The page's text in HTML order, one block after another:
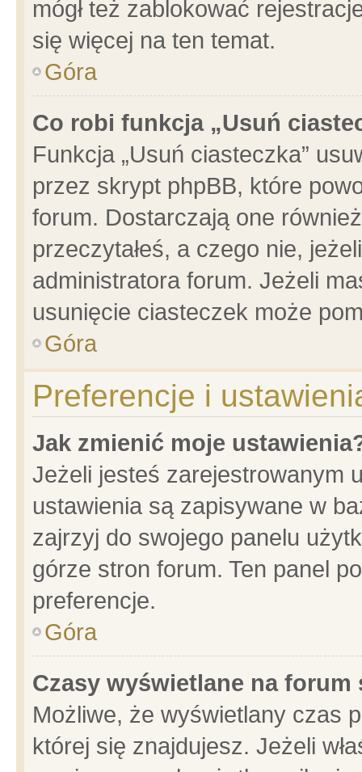
mógł też zablokować
się więcej na ten temat.
Góra
Co robi funkcja „Usuń
Funkcja „Usuń ciasteczka”
przez skrypt phpBB, które
forum. Dostarczają one
przeczytałeś, a czego nie,
administratora forum. Jeżeli
usunięcie ciasteczek może
Góra
Preferencje i
Jak zmienić moje
Jeżeli jesteś zarejestrowanym
ustawienia są zapisywane w
zajrzyj do swojego panelu
górze stron forum. Ten panel
preferencje.
Góra
Czasy wyświetlane na forum
Możliwe, że wyświetlany czas
której się znajdujesz. Jeżeli